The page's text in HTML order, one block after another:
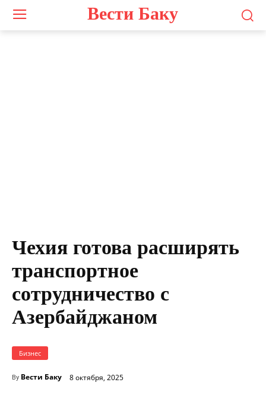
Вести Баку
Чехия готова расширять
транспортное
сотрудничество с
Азербайджаном
Бизнес
By Вести Баку 8 октября, 2025